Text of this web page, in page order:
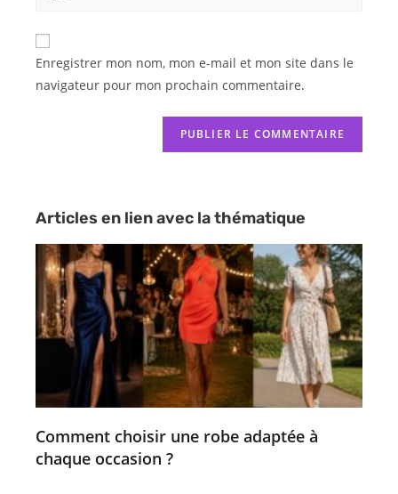
Enregistrer mon nom, mon e-mail et mon site dans le
navigateur pour mon prochain commentaire.
Articles en lien avec la thématique
Comment choisir une robe adaptée à
chaque occasion ?